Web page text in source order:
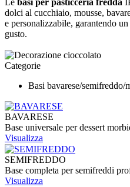
Le basi per pasticceria fredda
dolci al cucchiaio, mousse,
e personalizzabile, garantendo
gusto.
Categorie
Basi bavarese/semifreddo/
BAVARESE
Base universale per dessert
Visualizza
SEMIFREDDO
Base completa per semifreddi
Visualizza